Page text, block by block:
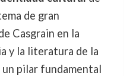
de gran
Casgrain en la
y la literatura de la
pilar fundamental